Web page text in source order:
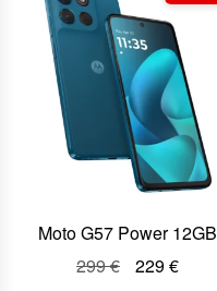
Moto G57 Power 12GB
299€ 229€